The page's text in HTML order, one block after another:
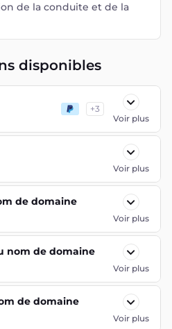
de la conduite et de la
disponibles
+3
Voir plus
Voir plus
de domaine
Voir plus
nom de domaine
Voir plus
de domaine
Voir plus